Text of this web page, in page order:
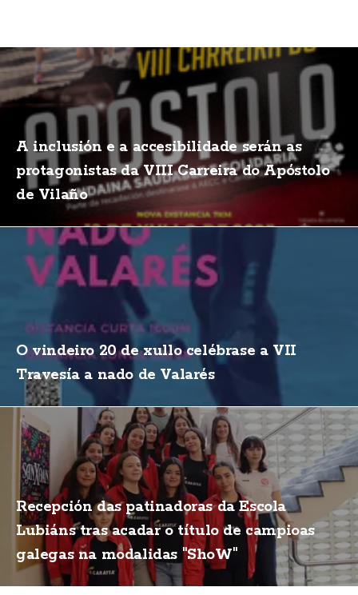
A inclusión e a accesibilidade serán as
protagonistas da VIII Carreira do Apóstolo
de Vilaño
O vindeiro 20 de xullo celébrase a VII
Travesía a nado de Valarés
Recepción das patinadoras da Escola
Lubiáns tras acadar o título de campioas
galegas na modalidas "ShoW"